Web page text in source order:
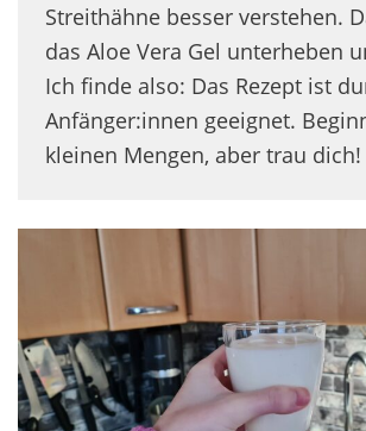
Streithähne besser verstehen.
das Aloe Vera Gel unterheben
Ich finde also: Das Rezept ist
Anfänger:innen geeignet.
kleinen Mengen, aber trau dich!